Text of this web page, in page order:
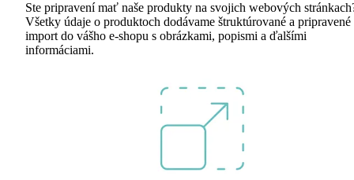
Ste pripravení mať naše produkty na svojich webových
Všetky údaje o produktoch dodávame štruktúrované a pripravené
import do vášho e-shopu s obrázkami, popismi a ďalšími
informáciami.